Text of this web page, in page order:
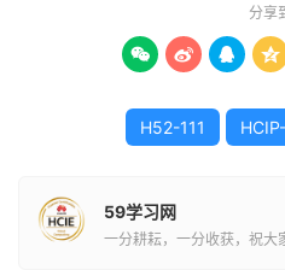
分享
   
H52-111
59学习网
一分耕耘，一分收获，祝大